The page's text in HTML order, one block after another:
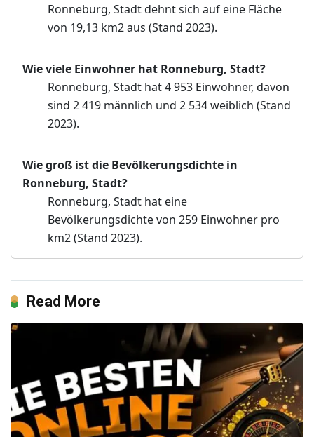
Ronneburg, Stadt dehnt sich auf eine Fläche
von 19,13 km2 aus (Stand 2023).
Wie viele Einwohner hat Ronneburg, Stadt?
Ronneburg, Stadt hat 4 953 Einwohner, davon
sind 2 419 männlich und 2 534 weiblich (Stand
2023).
Wie groß ist die Bevölkerungsdichte in
Ronneburg, Stadt?
Ronneburg, Stadt hat eine
Bevölkerungsdichte von 259 Einwohner pro
km2 (Stand 2023).
Read More